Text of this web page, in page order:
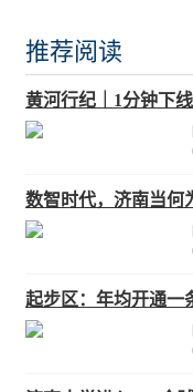
推荐阅读
黄河行纪｜1分钟下
有望投产
数智时代，济南当何
起步区：年均开通一
城区